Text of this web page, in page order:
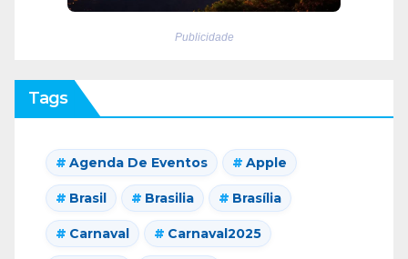
Publicidade
Tags
Agenda De Eventos Apple
Brasil Brasilia Brasília
Carnaval Carnaval2025